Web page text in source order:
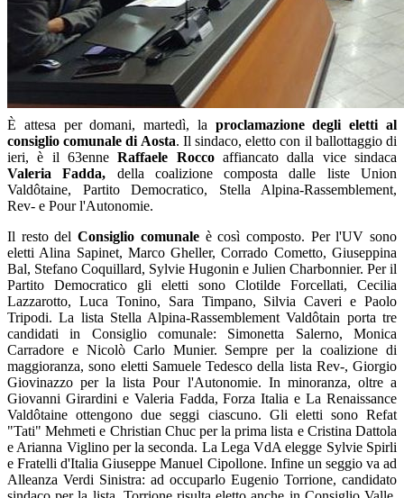
È attesa per domani, martedì, la proclamazione degli eletti al
consiglio comunale di Aosta. Il sindaco, eletto con il ballottaggio di
ieri, è il 63enne Raffaele Roccoaffiancato dalla vice sindaca
Valeria Fadda, della coalizione composta dalle liste Union
Valdôtaine, Partito Democratico, Stella Alpina-Rassemblement,
Rev- e Pour l'Autonomie.
Il resto delConsiglio comunaleè così composto. Per l'UV sono
eletti Alina Sapinet, Marco Gheller, Corrado Cometto, Giuseppina
Bal, Stefano Coquillard, Sylvie Hugonin e Julien Charbonnier. Per il
Partito Democratico gli eletti sono Clotilde Forcellati, Cecilia
Lazzarotto, Luca Tonino, Sara Timpano, Silvia Caveri e Paolo
Tripodi. La lista Stella Alpina-Rassemblement Valdôtain porta tre
candidati in Consiglio comunale: Simonetta Salerno, Monica
Carradore e Nicolò Carlo Munier. Sempre per la coalizione di
maggioranza, sono eletti Samuele Tedesco della lista Rev-, Giorgio
Giovinazzo per la lista Pour l'Autonomie. In minoranza, oltre a
Giovanni Girardini e Valeria Fadda, Forza Italia e La Renaissance
Valdôtaine ottengono due seggi ciascuno. Gli eletti sono Refat
"Tati" Mehmeti e Christian Chuc per la prima lista e Cristina Dattola
e Arianna Viglino per la seconda. La Lega VdA elegge Sylvie Spirli
e Fratelli d'Italia Giuseppe Manuel Cipollone. Infine un seggio va ad
Alleanza Verdi Sinistra: ad occuparlo Eugenio Torrione, candidato